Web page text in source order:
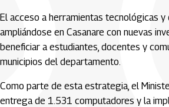
El acceso a herramientas tecnológicas y
ampliándose en Casanare con nuevas
beneficiar a estudiantes, docentes y
municipios del departamento.
Como parte de esta estrategia, el
entrega de 1.531 computadores y la